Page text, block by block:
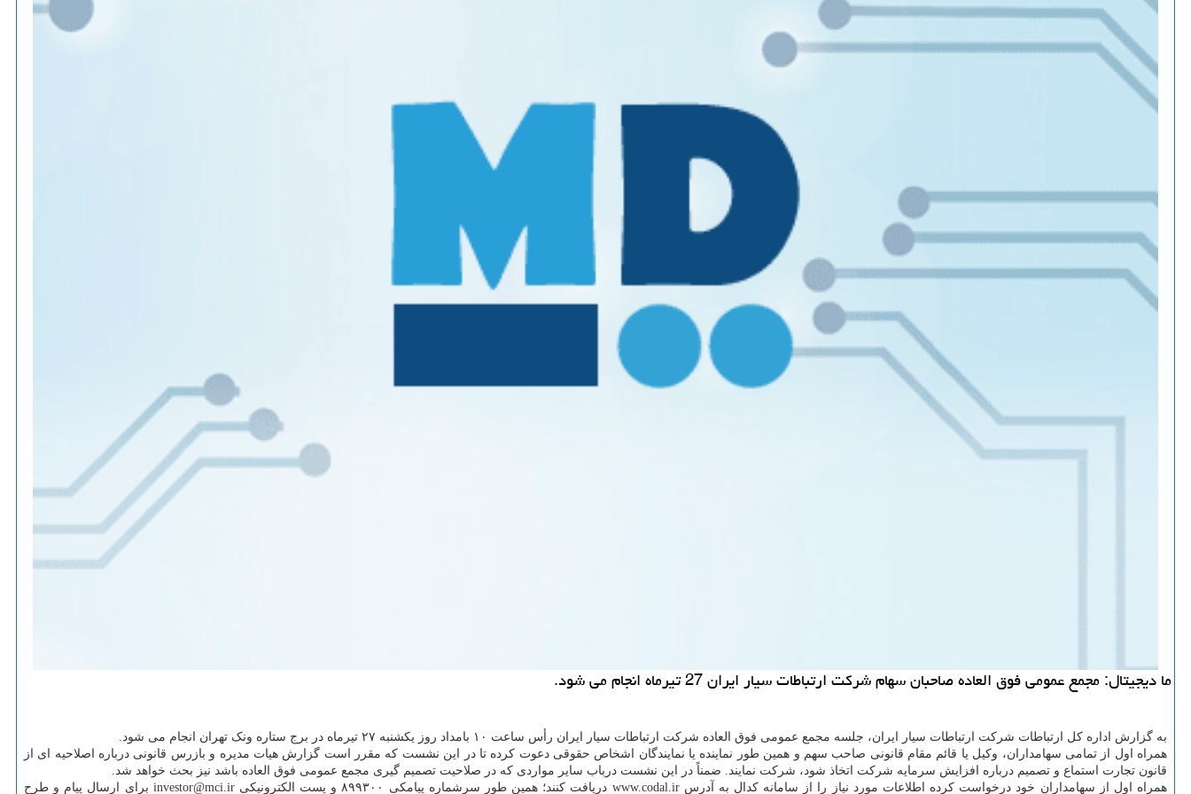
ما دیجیتال: مجمع عمومی فوق العاده صاحبان سهام شرکت ارتباطات سیار ایران 27 تیرماه انجام می شود.
به گزارش اداره کل ارتباطات شرکت ارتباطات سیار ایران، جلسه مجمع عمومی فوق العاده شرکت ارتباطات سیار ایران رأس ساعت ۱۰ بامداد روز یکشنبه ۲۷ تیرماه در برج ستاره ونک تهران انجام می شود.
همراه اول از تمامی سهامداران، وکیل یا قائم مقام قانونی صاحب سهم و همین طور نماینده یا نمایندگان اشخاص حقوقی دعوت کرده تا در این نشست که مقرر است گزارش هیات مدیره و بازرس قانونی درباره اصلاحیه ای از
قانون تجارت استماع و تصمیم درباره افزایش سرمایه شرکت اتخاذ شود، شرکت نمایند. ضمناً در این نشست درباب سایر مواردی که در صلاحیت تصمیم گیری مجمع عمومی فوق العاده باشد نیز بحث خواهد شد.
همراه اول از سهامداران خود درخواست کرده اطلاعات مورد نیاز را از سامانه کدال به آدرس www.codal.ir دریافت کنند؛ همین طور سرشماره پیامکی ۸۹۹۳۰۰ و پست الکترونیکی investor@mci.ir برای ارسال پیام و طرح